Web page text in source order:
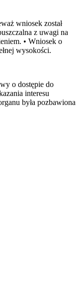
wniosek został
z uwagi na
• Wniosek o
wysokości.
o dostępie do
interesu
była pozbawiona